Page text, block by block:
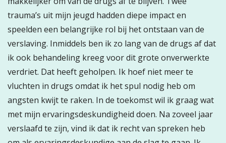
trauma’s uit mijn jeugd hadden diepe impact en
speelden een belangrijke rol bij het ontstaan van de
verslaving. Inmiddels ben ik zo lang van de drugs af dat
ik ook behandeling kreeg voor dit grote onverwerkte
verdriet. Dat heeft geholpen. Ik hoef niet meer te
vluchten in drugs omdat ik het spul nodig heb om
angsten kwijt te raken. In de toekomst wil ik graag wat
met mijn ervaringsdeskundigheid doen. Na zoveel jaar
verslaafd te zijn, vind ik dat ik recht van spreken heb